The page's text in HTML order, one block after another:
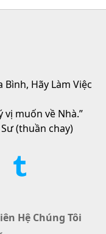
Is Wonderful Way
World Begins
08-05 1374Lượt Xem
Về Nước: Trích
Bình, Hãy Làm Việc
muốn về Nhà.”
(thuần chay)
Hệ Chúng Tôi